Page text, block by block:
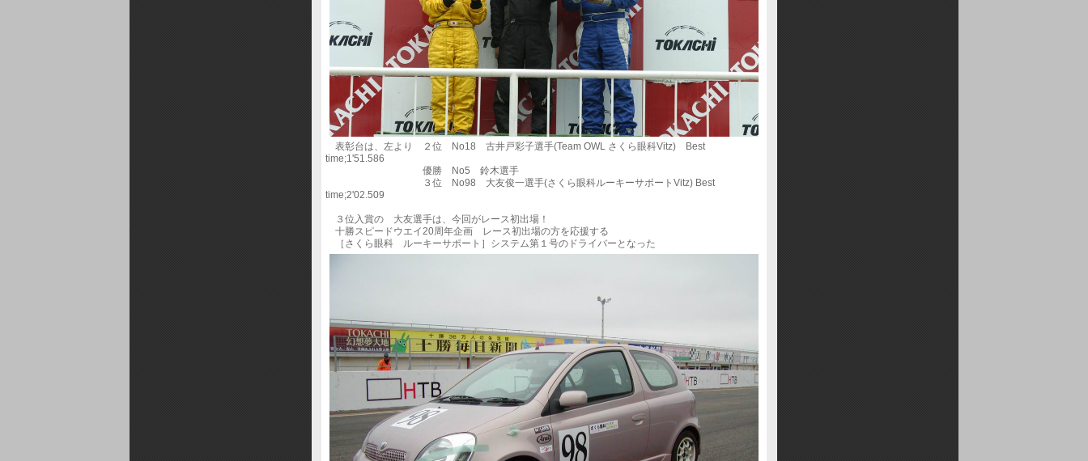
表彰台は、左より ２位 No18 古井戸彩子選手(Team OWL さくら眼科Vitz) Best
time;1'51.586
優勝 No5 鈴木選手
３位 No98 大友俊一選手(さくら眼科ルーキーサポートVitz) Best
time;2'02.509
３位入賞の 大友選手は、今回がレース初出場！
十勝スピードウエイ20周年企画 レース初出場の方を応援する
［さくら眼科 ルーキーサポート］システム第１号のドライバーとなった